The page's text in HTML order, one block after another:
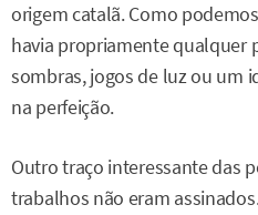
origem catalã. Como
havia propriamente qualquer
sombras, jogos de luz ou um
na perfeição.
Outro traço interessante das
trabalhos não eram